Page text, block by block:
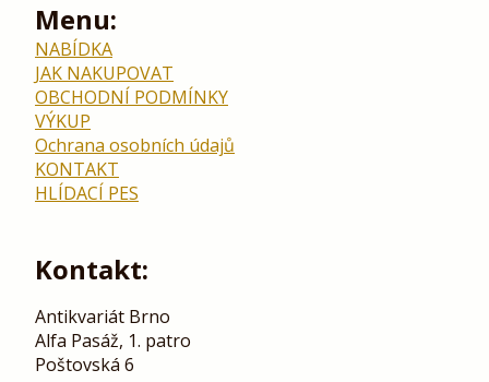
Menu:
NABÍDKA
JAK NAKUPOVAT
OBCHODNÍ PODMÍNKY
VÝKUP
Ochrana osobních údajů
KONTAKT
HLÍDACÍ PES
Kontakt:
Antikvariát Brno
Alfa Pasáž, 1. patro
Poštovská 6